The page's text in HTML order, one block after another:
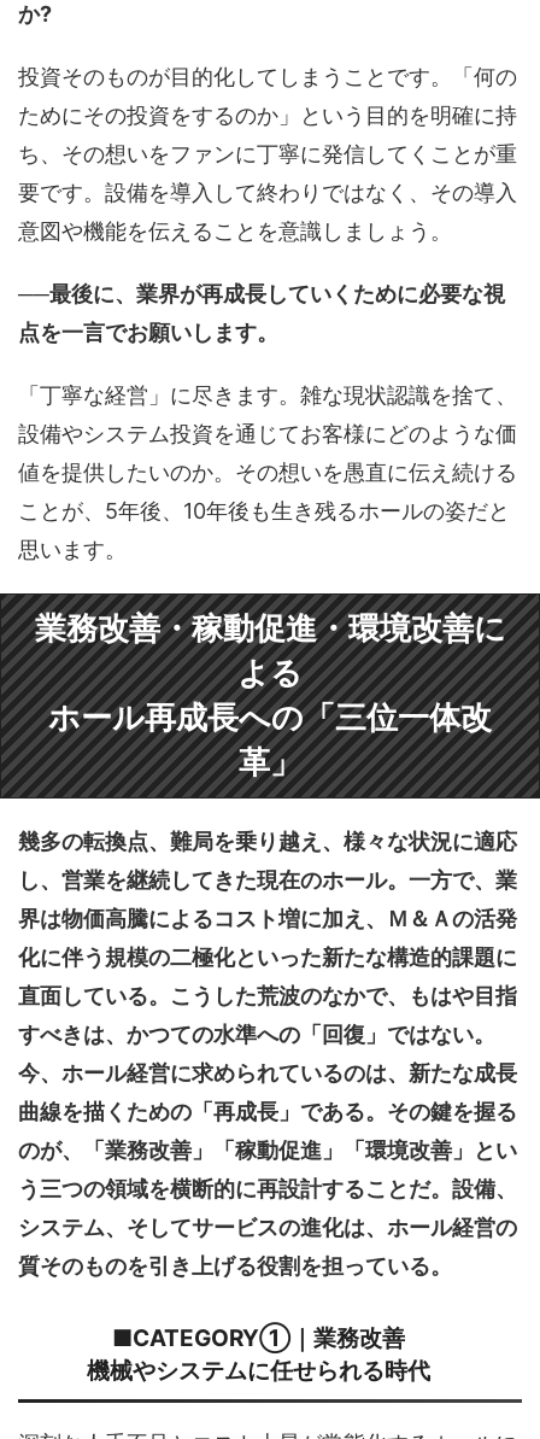
か?
投資そのものが目的化してしまうことです。「何の
ためにその投資をするのか」という目的を明確に持
ち、その想いをファンに丁寧に発信してくことが重
要です。設備を導入して終わりではなく、その導入
意図や機能を伝えることを意識しましょう。
──最後に、業界が再成長していくために必要な視
点を一言でお願いします。
「丁寧な経営」に尽きます。雑な現状認識を捨て、
設備やシステム投資を通じてお客様にどのような価
値を提供したいのか。その想いを愚直に伝え続ける
ことが、5年後、10年後も生き残るホールの姿だと
思います。
業務改善・稼動促進・環境改善に
よる
ホール再成長への「三位一体改
革」
幾多の転換点、難局を乗り越え、様々な状況に適応
し、営業を継続してきた現在のホール。一方で、業
界は物価高騰によるコスト増に加え、Ｍ＆Ａの活発
化に伴う規模の二極化といった新たな構造的課題に
直面している。こうした荒波のなかで、もはや目指
すべきは、かつての水準への「回復」ではない。
今、ホール経営に求められているのは、新たな成長
曲線を描くための「再成長」である。その鍵を握る
のが、「業務改善」「稼動促進」「環境改善」とい
う三つの領域を横断的に再設計することだ。設備、
システム、そしてサービスの進化は、ホール経営の
質そのものを引き上げる役割を担っている。
■CATEGORY①｜業務改善
機械やシステムに任せられる時代